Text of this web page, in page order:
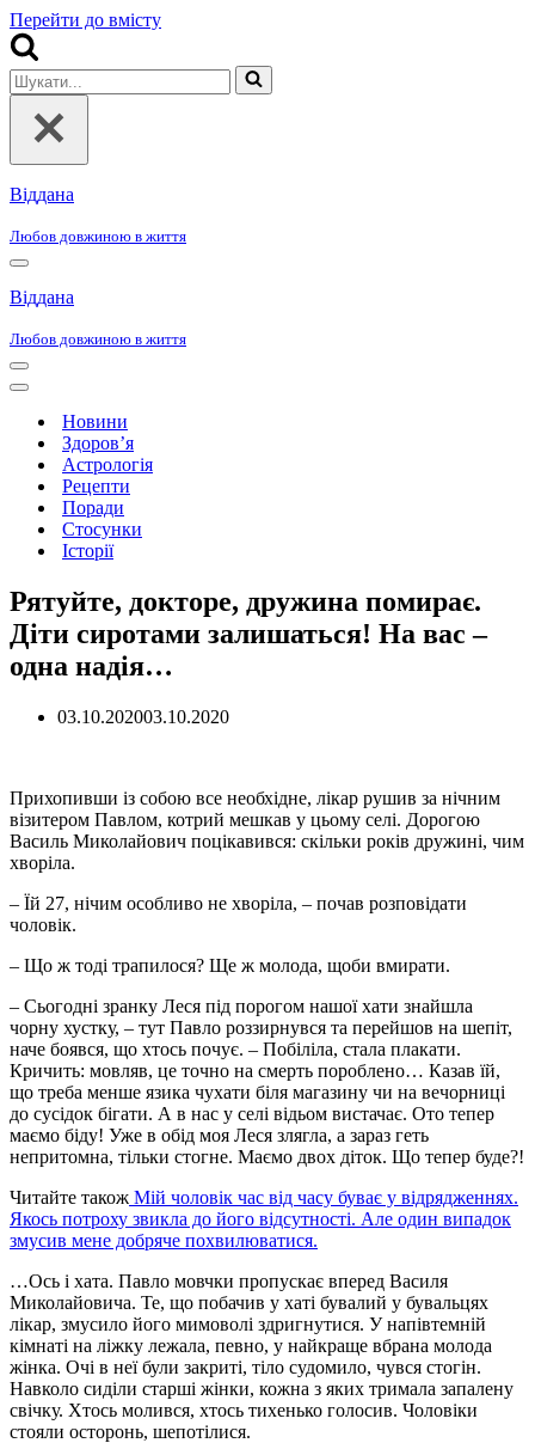
Перейти до вмісту
Шукати...
Віддана
Любов довжиною в життя
Меню
навігації
Віддана
Любов довжиною в життя
Меню
навігації
Меню
навігаціїНовини
Здоров’я
Астрологія
Рецепти
Поради
Стосунки
Історії
Рятуйте, докторе, дружина помирає.
Діти сиротами залишаться! На вас –
одна надія…
03.10.202003.10.2020
Прихопивши із собою все необхідне, лікар рушив за нічним
візитером Павлом, котрий мешкав у цьому селі. Дорогою
Василь Миколайович поцікавився: скільки років дружині, чим
хворіла.
– Їй 27, нічим особливо не хворіла, – почав розповідати
чоловік.
– Що ж тоді трапилося? Ще ж молода, щоби вмирати.
– Сьогодні зранку Леся під порогом нашої хати знайшла
чорну хустку, – тут Павло роззирнувся та перейшов на шепіт,
наче боявся, що хтось почує. – Побіліла, стала плакати.
Кричить: мовляв, це точно на смерть пороблено… Казав їй,
що треба менше язика чухати біля магазину чи на вечорниці
до сусідок бігати. А в нас у селі відьом вистачає. Ото тепер
маємо біду! Уже в обід моя Леся злягла, а зараз геть
непритомна, тільки стогне. Маємо двох діток. Що тепер буде?!
Читайте також Мій чоловік час від часу буває у відрядженнях.
Якось потроху звикла до його відсутності. Але один випадок
змусив мене добряче похвилюватися.
…Ось і хата. Павло мовчки пропускає вперед Василя
Миколайовича. Те, що побачив у хаті бувалий у бувальцях
лікар, змусило його мимоволі здригнутися. У напівтемній
кімнаті на ліжку лежала, певно, у найкраще вбрана молода
жінка. Очі в неї були закриті, тіло судомило, чувся стогін.
Навколо сиділи старші жінки, кожна з яких тримала запалену
свічку. Хтось молився, хтось тихенько голосив. Чоловіки
стояли осторонь, шепотілися.